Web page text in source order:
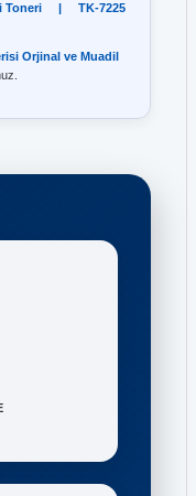
Toneri
TK-7225
Orjinal ve Muadil